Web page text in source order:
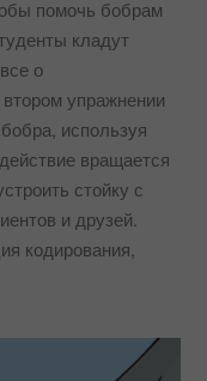
помочь бобрам
кладут
о
упражнении
используя
вращается
стойку с
и друзей.
кодирования,